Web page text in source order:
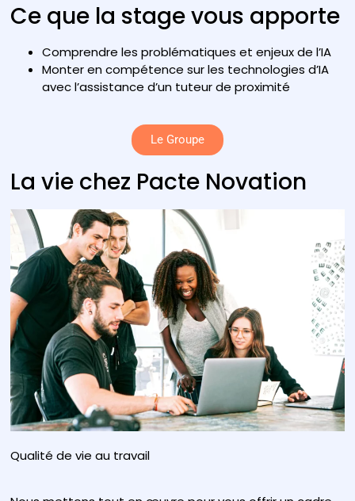
Ce que la stage vous apporte
Comprendre les problématiques et enjeux de l’IA
Monter en compétence sur les technologies d’IA
avec l’assistance d’un tuteur de proximité
Le Groupe
La vie chez Pacte Novation
Qualité de vie au travail